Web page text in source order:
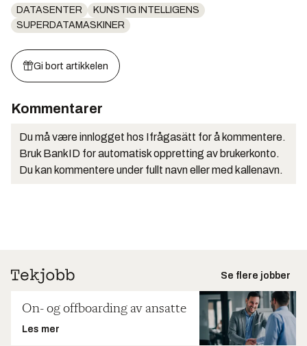
DATASENTER
KUNSTIG INTELLIGENS
SUPERDATAMASKINER
Gi bort artikkelen
Kommentarer
Du må være innlogget hos Ifrågasätt for å kommentere.
Bruk BankID for automatisk oppretting av brukerkonto.
Du kan kommentere under fullt navn eller med kallenavn.
Se flere jobber
On- og offboarding av ansatte
Les mer